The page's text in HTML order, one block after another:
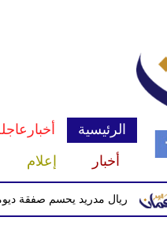
الرئيسية
أخبار
إعلام
ريال مدريد يحسم صفقة ديوماندي